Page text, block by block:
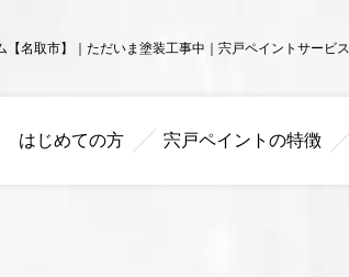
名取市】｜ただいま塗装工事中｜宍戸ペイントサービス
はじめての方 宍戸ペイントの特徴